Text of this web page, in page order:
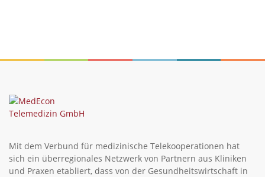
Mit dem Verbund für medizinische Telekooperationen hat
sich ein überregionales Netzwerk von Partnern aus Kliniken
und Praxen etabliert, dass von der Gesundheitswirtschaft in